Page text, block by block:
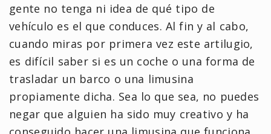
gente no tenga ni idea de qué tipo de
vehículo es el que conduces. Al fin y al cabo,
cuando miras por primera vez este artilugio,
es difícil saber si es un coche o una forma de
trasladar un barco o una limusina
propiamente dicha. Sea lo que sea, no puedes
negar que alguien ha sido muy creativo y ha